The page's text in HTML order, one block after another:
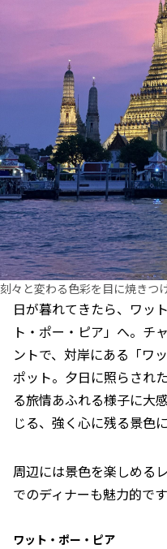
刻々と変わる色彩を目に焼きつ
日が暮れてきたら、ワッ
ト・ポー・ピア」へ。チ
ントで、対岸にある「ワ
ポット。夕日に照らされ
る旅情あふれる様子に大
じる、強く心に残る景色
周辺には景色を楽しめる
でのディナーも魅力的です
ワット・ポー・ピア